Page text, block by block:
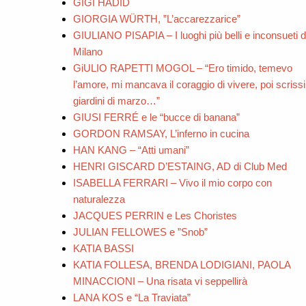
GIORGIA WÜRTH, ”L’accarezzarice”
GIULIANO PISAPIA – I luoghi più belli e inconsueti
Milano
GiULIO RAPETTI MOGOL – “Ero timido, temevo
l’amore, mi mancava il coraggio di vivere, poi
giardini di marzo…”
GIUSI FERRÉ e le “bucce di banana”
GORDON RAMSAY, L’inferno in cucina
HAN KANG – “Atti umani”
HENRI GISCARD D’ESTAING, AD di Club Med
ISABELLA FERRARI – Vivo il mio corpo con
naturalezza
JACQUES PERRIN e Les Choristes
JULIAN FELLOWES e ”Snob”
KATIA BASSI
KATIA FOLLESA, BRENDA LODIGIANI, PAOLA
MINACCIONI – Una risata vi seppellirà
LANA KOS e “La Traviata”